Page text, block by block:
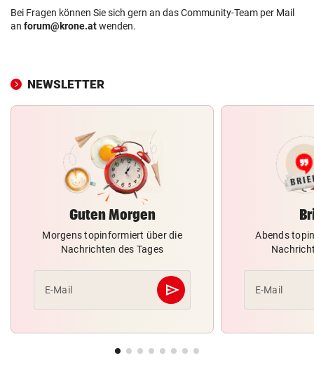
Bei Fragen können Sie sich gern an das Community-Team per Mail
an forum@krone.atwenden.
NEWSLETTER
Guten Morgen
Morgens topinformiert über die
Nachrichten des Tages
E-Mail send
Abschicken
Abends
E-Mail